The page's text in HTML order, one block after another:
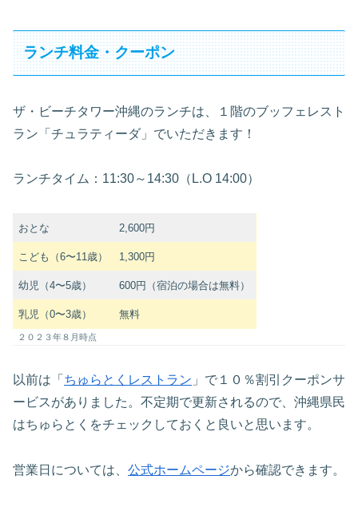
ランチ料金・クーポン
ザ・ビーチタワー沖縄のランチは、１階のブッフェレスト
ラン「チュラティーダ」でいただきます！
ランチタイム：11:30～14:30（L.O 14:00）
おとな 2,600円
こども（6〜11歳） 1,300円
幼児（4〜5歳） 600円（宿泊の場合は無料）
乳児（0〜3歳） 無料
２０２３年８月時点
以前は「 ちゅらとくレストラン 」で１０％割引クーポンサ
ービスがありました。不定期で更新されるので、沖縄県民
はちゅらとくをチェックしておくと良いと思います。
営業日については、 公式ホームページから確認できます。